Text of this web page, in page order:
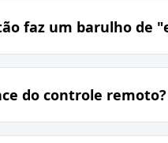
faz um barulho de
do controle remoto?